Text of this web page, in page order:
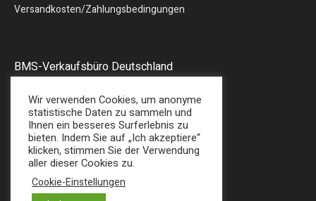
Versandkosten/Zahlungsbedingungen
BMS-Verkaufsbüro Deutschland
57580 – GEBHARDSHAIN
Tel : + 49 (0) 2747/7487
E-Mail: sales@bmsplasticshop.de
Wir verwenden Cookies, um anonyme
statistische Daten zu sammeln und
Ihnen ein besseres Surferlebnis zu
bieten. Indem Sie auf „Ich akzeptiere“
klicken, stimmen Sie der Verwendung
aller dieser Cookies zu.
Cookie-Einstellungen